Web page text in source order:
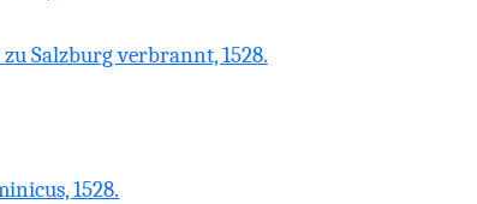
Salzburg verbrannt, 1528.
1528.